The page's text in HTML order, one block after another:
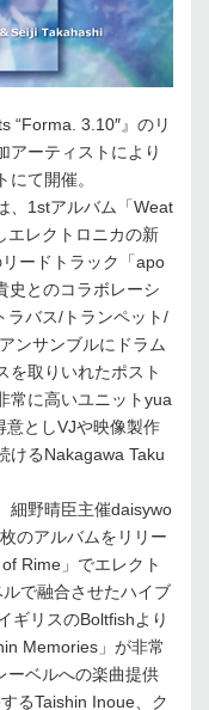
“Forma. 3.10″』のリ
アーティストにより
て開催。
、1stアルバム「Weat
エレクトロニカの新
ードトラック「apo
史とのコラボレーシ
ラバス/トランペット/
ンサンブルにドラム
を取りいれたポスト
常に高いユニットyua
意としVJや映像製作
けるNakagawa Taku
細野晴臣主催daisywo
のアルバムをリリー
Rime」でエレクト
で融合させたハイブ
ギリスのBoltfishより
Memories」が非常
ーベルへの楽曲提供
るTaishin Inoue、ク